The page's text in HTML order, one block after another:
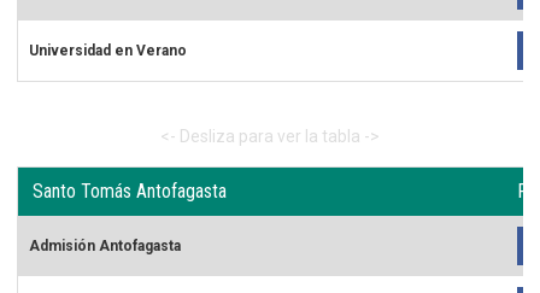
Universidad en Verano
Santo Tomás Antofagasta
Admisión Antofagasta